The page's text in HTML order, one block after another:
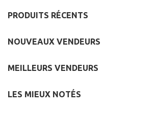
PRODUITS RÉCENTS
NOUVEAUX VENDEURS
MEILLEURS VENDEURS
LES MIEUX NOTÉS